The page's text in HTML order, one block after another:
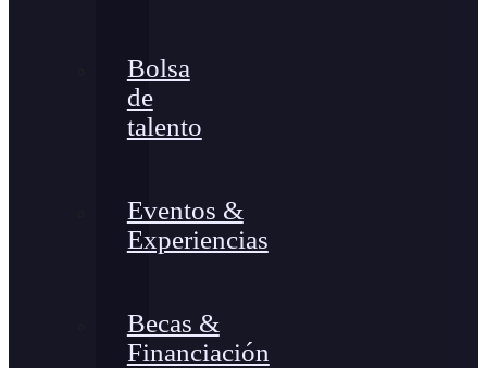
Bolsa
de
talento
Eventos &
Experiencias
Becas &
Financiación